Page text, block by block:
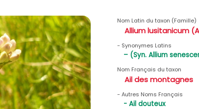
Nom Latin du taxon (Famille)
Allium lusitanicum
- Synonymes Latins
– (Syn. Allium
Nom Français du taxon
Ail des montagnes
- Autres Noms Français
- Ail douteux